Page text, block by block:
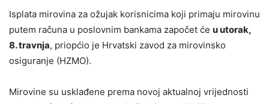
Isplata mirovina za ožujak korisnicima koji primaju mirovinu
putem računa u poslovnim bankama započet će u utorak,
8. travnja, priopćio je Hrvatski zavod za mirovinsko
osiguranje (HZMO).
Mirovine su usklađene prema novoj aktualnoj vrijednosti